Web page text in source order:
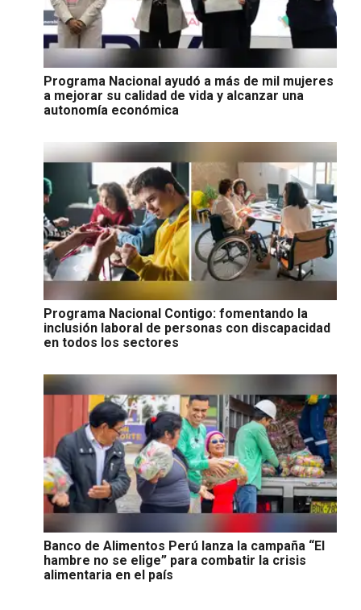
Programa Nacional ayudó a más de mil mujeres
a mejorar su calidad de vida y alcanzar una
autonomía económica
Programa Nacional Contigo: fomentando la
inclusión laboral de personas con discapacidad
en todos los sectores
Banco de Alimentos Perú lanza la campaña “El
hambre no se elige” para combatir la crisis
alimentaria en el país